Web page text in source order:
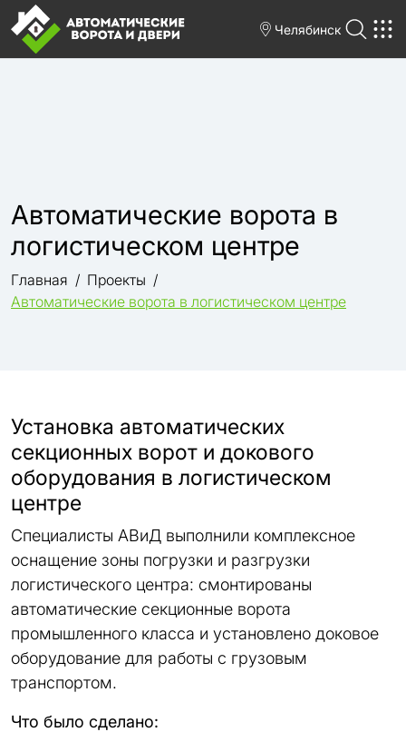
Челябинск
Автоматические ворота в
логистическом центре
Главная
Проекты
Автоматические ворота в логистическом центре
Установка автоматических
секционных ворот и докового
оборудования в логистическом
центре
Специалисты АВиД выполнили комплексное
оснащение зоны погрузки и разгрузки
логистического центра: смонтированы
автоматические секционные ворота
промышленного класса и установлено доковое
оборудование для работы с грузовым
транспортом.
Что было сделано: